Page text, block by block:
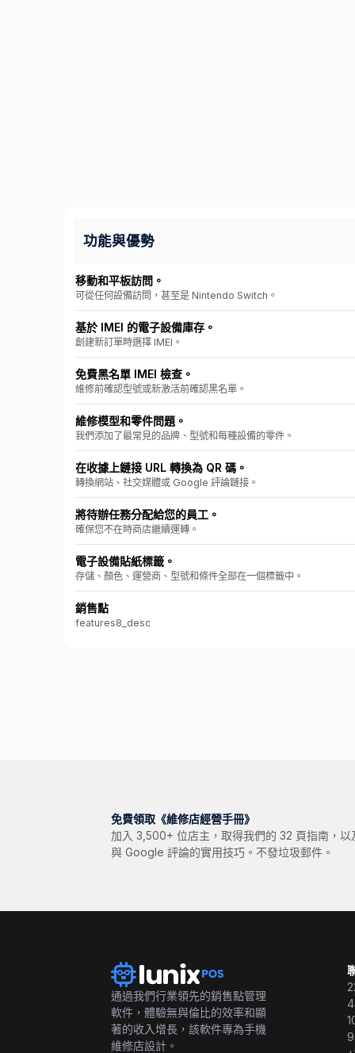
功能與優勢
移動和平板訪問。
可從任何設備訪問，甚至是 Nintendo Switch。
基於 IMEI 的電子設備庫存。
創建新訂單時選擇 IMEI。
免費黑名單 IMEI 檢查。
維修前確認型號或新激活前確認黑名單。
維修模型和零件問題。
我們添加了最常見的品牌、型號和每種設備的零件。
在收據上鏈接 URL 轉換為 QR 碼。
轉換網站、社交媒體或 Google 評論鏈接。
將待辦任務分配給您的員工。
確保您不在時商店繼續運轉。
電子設備貼紙標籤。
存儲、顏色、運營商、型號和條件全部在一個標籤中。
銷售點
features8_desc
免費領取《維修店經營手冊》
加入 3,500+ 位店主，取得我們的 32 頁指南，以
與 Google 評論的實用技巧。不發垃圾郵件。
通過我們行業領先的銷售點管理
軟件，體驗無與倫比的效率和顯
著的收入增長，該軟件專為手機
維修店設計。